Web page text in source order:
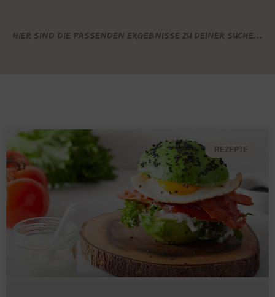
Hier sind die passenden Ergebnisse zu deiner Suche...
REZEPTE